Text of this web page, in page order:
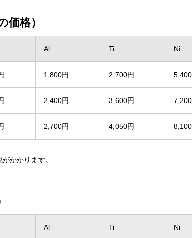
格）
Al Ti Ni
1,800円 2,700円
2,400円 3,600円
2,700円 4,050円
かかります。
Al Ti Ni